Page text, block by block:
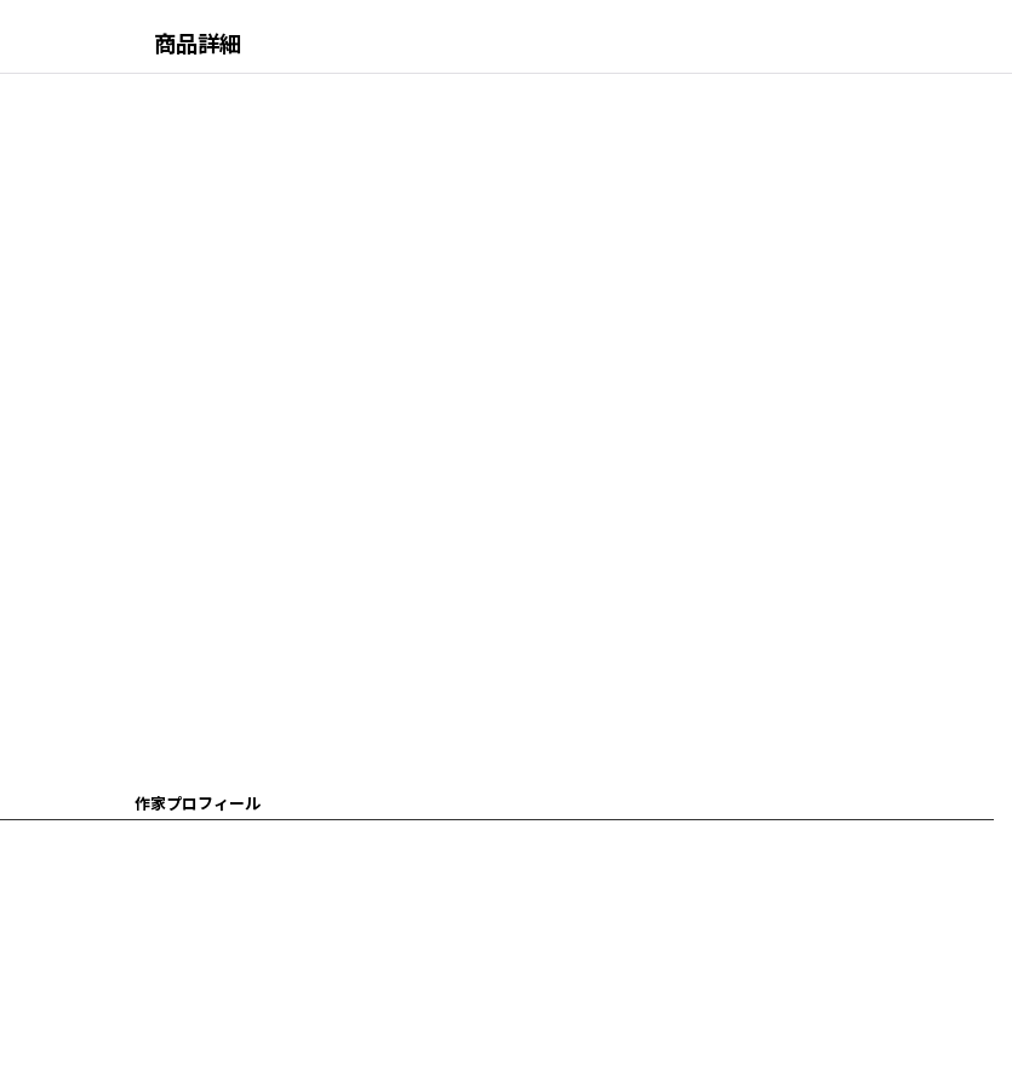
商品詳細
作家プロフィール